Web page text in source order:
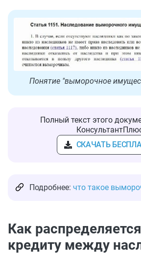
Понятие "выморочное
Полный текст этого
СКАЧАТЬ
Подробнее: что такое
Как
кредиту между